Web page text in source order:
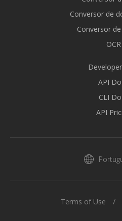
Conversor de
Conversor
OCR
API
CLI
API
Terms of Use